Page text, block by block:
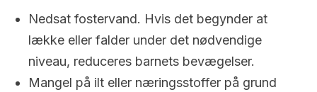
Nedsat fostervand. Hvis det begynder at
lække eller falder under det nødvendige
niveau, reduceres barnets bevægelser.
Mangel på ilt eller næringsstoffer på grund